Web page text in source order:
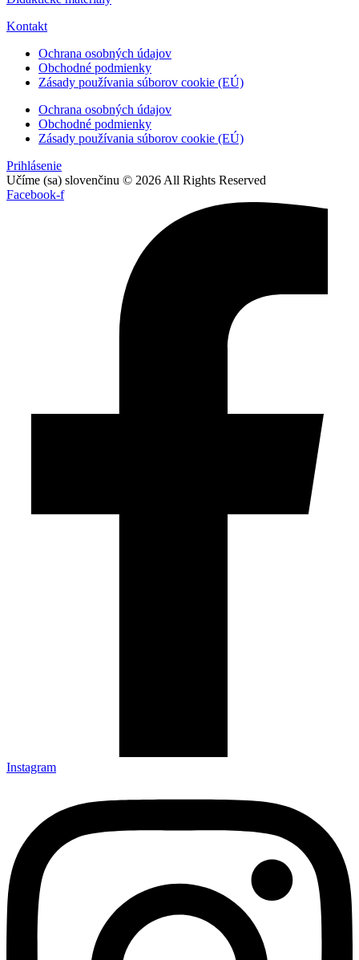
Kontakt
Ochrana osobných údajov
Obchodné podmienky
Zásady používania súborov cookie (EÚ)
Ochrana osobných údajov
Obchodné podmienky
Zásady používania súborov cookie (EÚ)
Prihlásenie
Učíme (sa) slovenčinu © 2026 All Rights Reserved
Facebook-f
Instagram